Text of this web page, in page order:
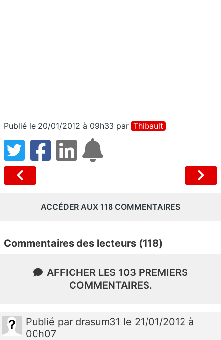
Publié le 20/01/2012 à 09h33 par Thibault
ACCÉDER AUX 118 COMMENTAIRES
Commentaires des lecteurs (118)
AFFICHER LES 103 PREMIERS
COMMENTAIRES.
Publié par drasum31 le 21/01/2012 à
00h07